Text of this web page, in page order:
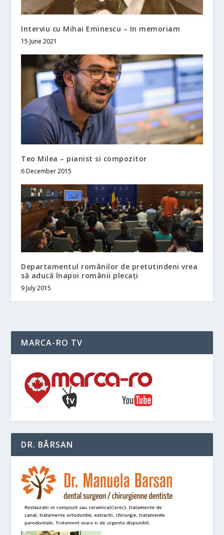
Interviu cu Mihai Eminescu – In memoriam
15 June 2021
Teo Milea – pianist si compozitor
6 December 2015
Departamentul românilor de pretutindeni vrea
să aducă înapoi românii plecați
9 July 2015
MARCA-RO TV
DR. BÂRSAN